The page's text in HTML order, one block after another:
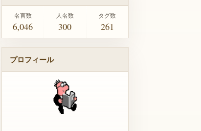
名言数
6,046
人名数
300
タグ数
261
プロフィール